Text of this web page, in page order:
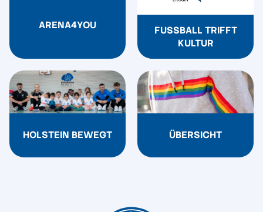
ARENA4YOU
FUSSBALL TRIFFT
KULTUR
HOLSTEIN BEWEGT ÜBERSICHT